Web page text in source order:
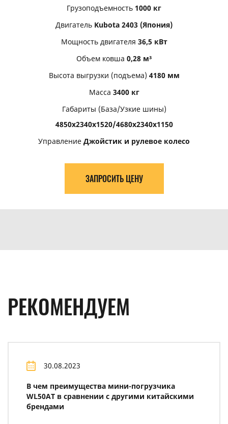
Грузоподъемность 1000 кг
Двигатель Kubota 2403 (Япония)
Мощность двигателя 36,5 кВт
Объем ковша 0,28 м³
Высота выгрузки (подъема) 4180 мм
Масса 3400 кг
Габариты (База/Узкие шины)
4850х2340х1520/4680х2340х1150
Управление Джойстик и рулевое колесо
ЗАПРОСИТЬ ЦЕНУ
РЕКОМЕНДУЕМ
30.08.2023
В чем преимущества мини-погрузчика
WL50AT в сравнении с другими китайскими
брендами